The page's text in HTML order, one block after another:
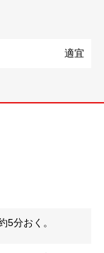
適宜
5分おく。